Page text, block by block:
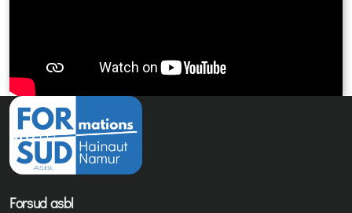
Forsud asbl